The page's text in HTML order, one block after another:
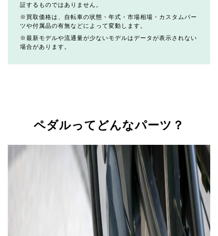
証するものではありません。
買取価格は、自転車の状態・年式・市場相場・カスタムパー
ツや付属品の有無などによって変動します。
最新モデルや流通量が少ないモデルはデータが表示されない
場合があります。
ペダルってどんなパーツ？